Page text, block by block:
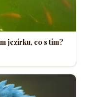
jezírku, co s tím?